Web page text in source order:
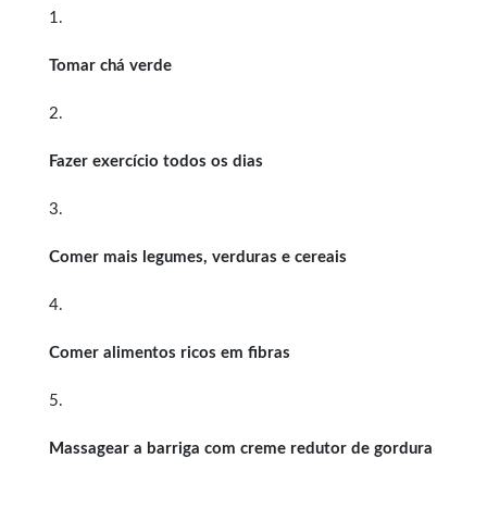
1.
Tomar chá verde
2.
Fazer exercício todos os dias
3.
Comer mais legumes, verduras e cereais
4.
Comer alimentos ricos em fibras
5.
Massagear a barriga com creme redutor de gordura